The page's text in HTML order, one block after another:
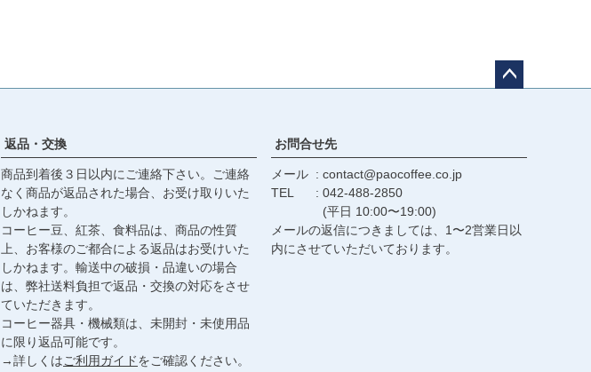
へ
返品・交換
商品到着後３日以内にご連絡下さい。ご連絡
なく商品が返品された場合、お受け取りいた
しかねます。
コーヒー豆、紅茶、食料品は、商品の性質
上、お客様のご都合による返品はお受けいた
しかねます。輸送中の破損・品違いの場合
は、弊社送料負担で返品・交換の対応をさせ
ていただきます。
コーヒー器具・機械類は、未開封・未使用品
に限り返品可能です。
→詳しくはご利用ガイドをご確認ください。
お問合せ先
メール
contact@paocoffee.co.jp
TEL
042-488-2850
(平日 10:00〜19:00)
メールの返信につきましては、1〜2営業日以
内にさせていただいております。